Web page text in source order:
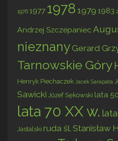
1976 1977 1978 1979 1983
Andrzej Szczepaniec
nieznany Gerard
Tarnowskie Góry
Henryk Piechaczek Jacek Sarapata
Sawicki Józef Sękowski lata
lata 70 XX w.
Jastalski ruda śl. Stanisław